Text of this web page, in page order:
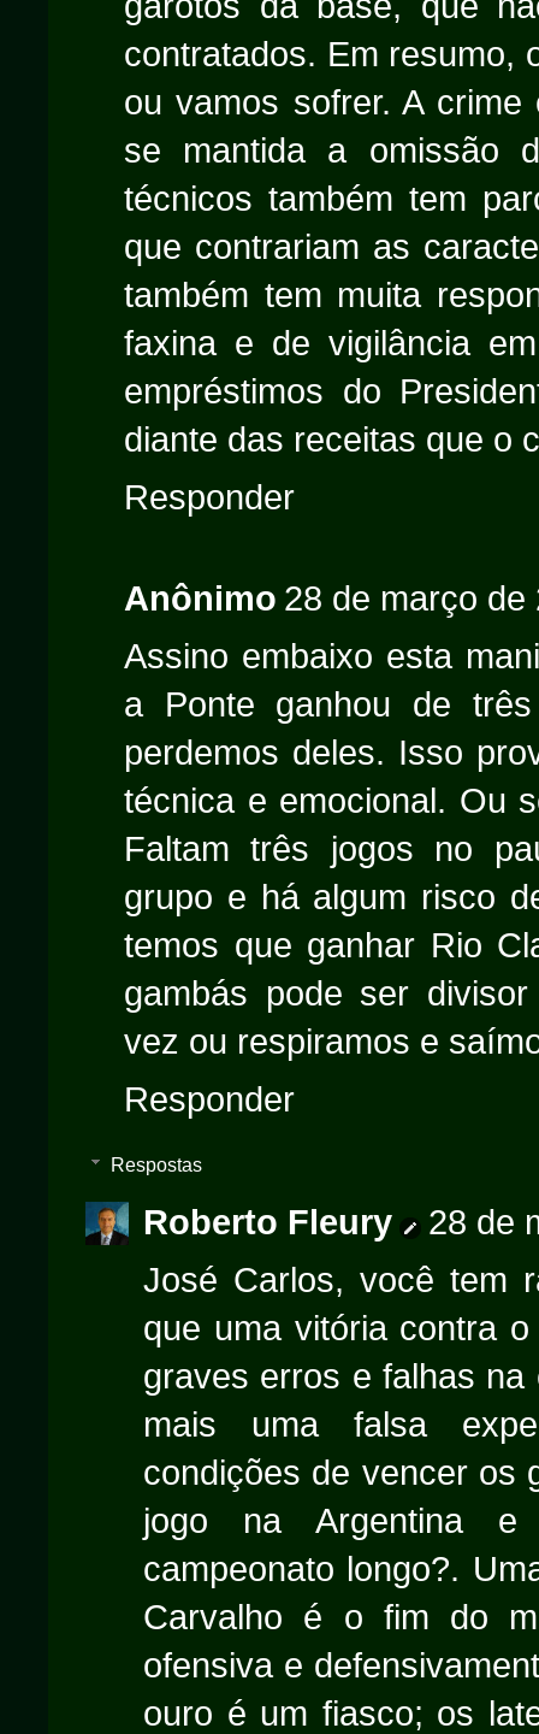
contratados. Em resumo,
ou vamos sofrer. A
se mantida a omissão
técnicos também tem
que contrariam as
também tem muita
faxina e de vigilância
empréstimos do
diante das receitas que o
Responder
Anônimo 28 de março de
Assino embaixo esta
a Ponte ganhou de
perdemos deles. Isso
técnica e emocional. Ou
Faltam três jogos no
grupo e há algum risco
temos que ganhar Rio
gambás pode ser
vez ou respiramos e
Responder
Respostas
Roberto Fleury
28 de
José Carlos, você tem
que uma vitória contra
graves erros e falhas
mais uma falsa
condições de vencer os
jogo na Argentina
campeonato longo?.
Carvalho é o fim do
ofensiva e
ouro é um fiasco; os